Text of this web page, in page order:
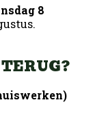
8